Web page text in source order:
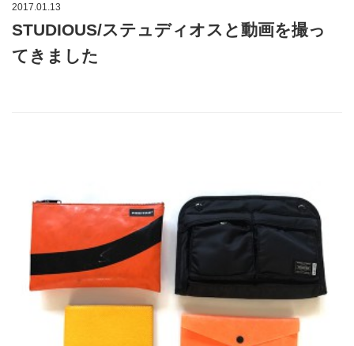
2017.01.13
STUDIOUS/ステュディオスと動画を撮っ
てきました